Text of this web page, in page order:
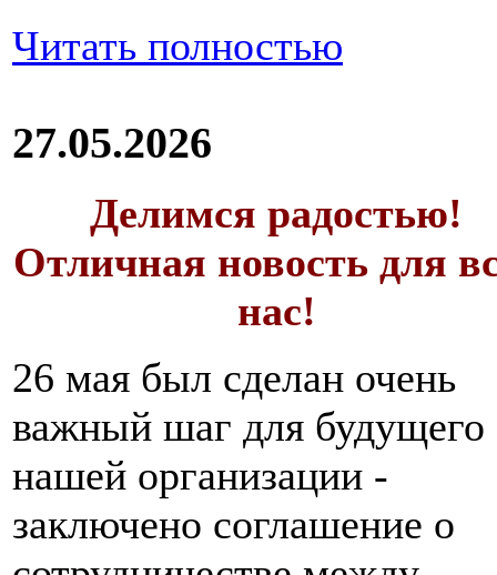
Читать полностью
27.05.2026
Делимся радостью!
Отличная новость для
нас!
26 мая был сделан очень
важный шаг для будущего
нашей организации -
заключено соглашение о